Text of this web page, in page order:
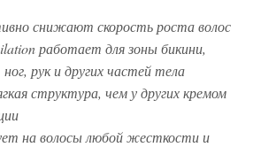
снижают скорость роста волос
работает для зоны бикини,
рук и других частей тела
структура, чем у других кремом
на волосы любой жесткости и